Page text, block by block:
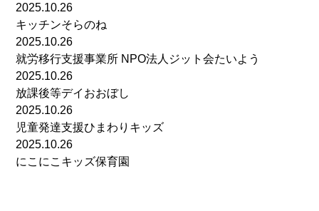
2025.10.26
キッチンそらのね
2025.10.26
就労移行支援事業所 NPO法人ジット会たいよう
2025.10.26
放課後等デイおおぼし
2025.10.26
児童発達支援ひまわりキッズ
2025.10.26
にこにこキッズ保育園